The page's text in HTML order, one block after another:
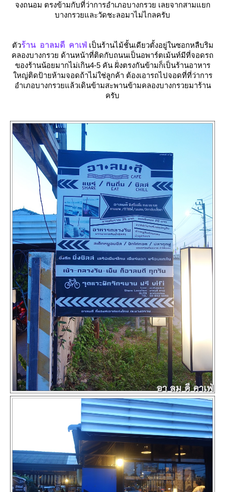
จงถนอม ตรงข้ามกับที่ว่าการอำเภอบางกรวย เลยจากสามแยก
บางกรวยและวัดชะลอมาไม่ไกลครับ
ตัวร้าน อาลมดี คาเฟ่ เป็นร้านไม้ชั้นเดียวตั้งอยู่ในซอกหลืบริม
คลองบางกรวย ด้านหน้าที่ติดกับถนนเป็นอพาร์ตเม้นท์มีที่จอดรถ
ของร้านน้อยมากไม่เกิน4-5 คัน ฝั่งตรงกันข้ามก็เป็นร้านอาหาร
หญ่ติดป้ายห้ามจอดถ้าไม่ใช่ลูกค้า ต้องเอารถไปจอดที่ที่ว่าการ
อำเภอบางกรวยแล้วเดินข้ามสะพานข้ามคลองบางกรวยมาร้าน
ครับ